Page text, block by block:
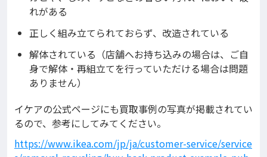
れがある
正しく組み立てられておらず、改造されている
解体されている（店舗へお持ち込みの場合は、ご自
身で解体・再組立てを行っていただける場合は問題
ありません）
イケアの公式ページにも買取事例の写真が掲載されてい
るので、参考にしてみてください。
https://www.ikea.com/jp/ja/customer-service/service